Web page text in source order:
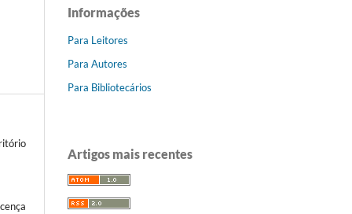
Informações
Para Leitores
Para Autores
Para Bibliotecários
Artigos mais recentes